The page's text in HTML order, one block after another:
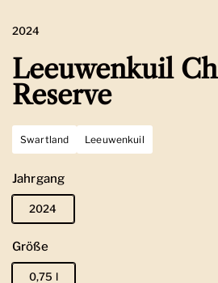
2024
Leeuwenkuil
Reserve
Swartland Leeuwenkuil
Jahrgang
2024
Größe
0,75 l